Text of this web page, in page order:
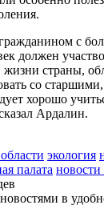
с
должен
страны,
со
хорошо
Ардалин.
экология
палата
в